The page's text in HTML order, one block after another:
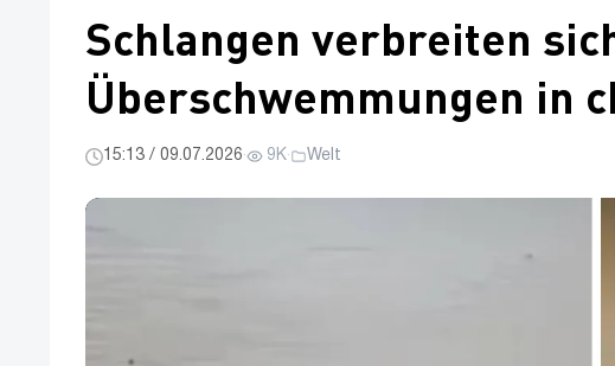
Schlangen verbreiten
Überschwemmungen in
15:13 / 09.07.2026· 9K· Welt